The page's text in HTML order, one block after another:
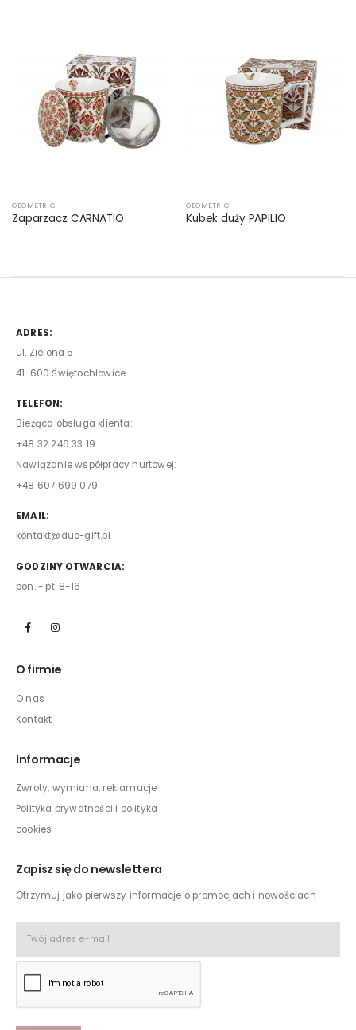
GEOMETRIC
Zaparzacz CARNATIO
GEOMETRIC
Kubek duży PAPILIO
ADRES:
ul. Zielona 5
41-600 Świętochłowice
TELEFON:
Bieżąca obsługa klienta:
+48 32 246 33 19
Nawiązanie współpracy hurtowej:
+48 607 699 079
EMAIL:
kontakt@duo-gift.pl
GODZINY OTWARCIA:
pon. - pt. 8-16
O firmie
O nas
Kontakt
Informacje
Zwroty, wymiana, reklamacje
Polityka prywatności i polityka
cookies
Zapisz się do newslettera
Otrzymuj jako pierwszy informacje o promocjach i nowościach